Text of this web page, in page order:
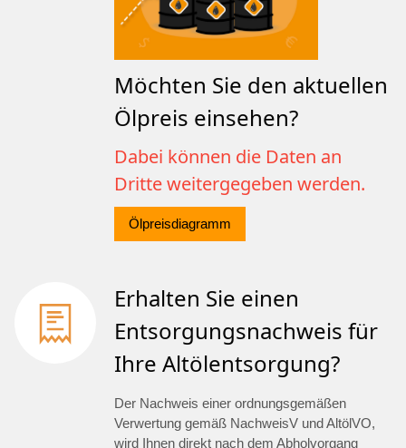
Möchten Sie den aktuellen
Ölpreis einsehen?
Dabei können die Daten an
Dritte weitergegeben werden.
Ölpreisdiagramm
Erhalten Sie einen
Entsorgungsnachweis für
Ihre Altölentsorgung?
Der Nachweis einer ordnungsgemäßen
Verwertung gemäß NachweisV und AltölVO,
wird Ihnen direkt nach dem Abholvorgang